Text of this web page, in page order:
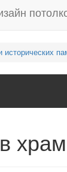
исторических